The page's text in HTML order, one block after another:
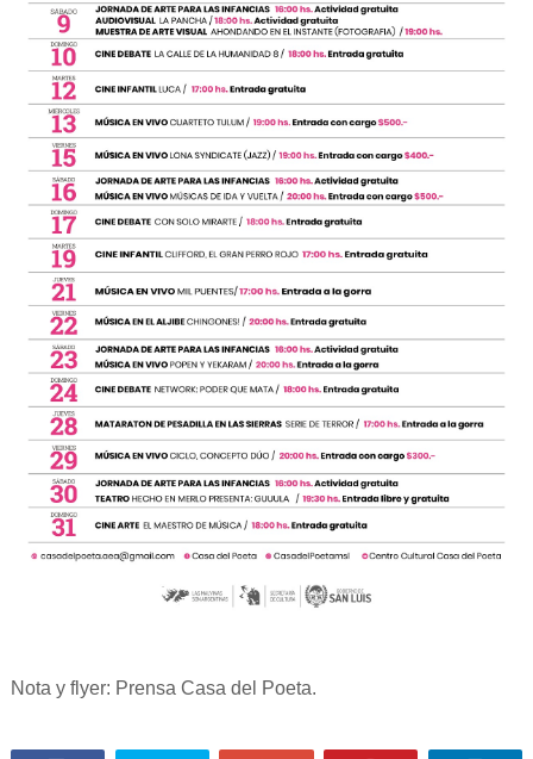
Nota y flyer: Prensa Casa del Poeta.